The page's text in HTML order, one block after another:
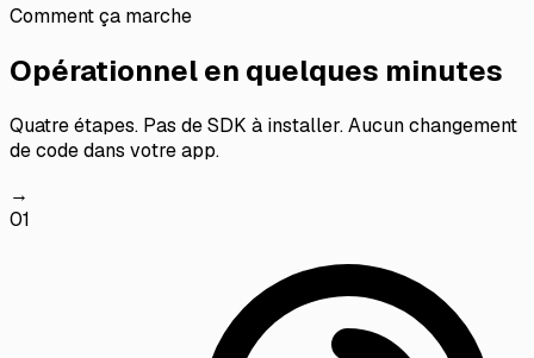
Comment ça marche
Opérationnel en quelques minutes
Quatre étapes. Pas de SDK à installer. Aucun changement
de code dans votre app.
→
01